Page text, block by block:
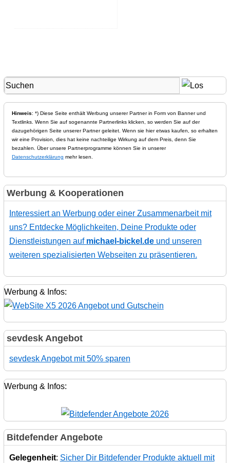
Hinweis: *) Diese Seite enthält Werbung unserer Partner in Form von Banner und
Textlinks. Wenn Sie auf sogenannte Partnerlinks klicken, so werden Sie auf der
dazugehörigen Seite unserer Partner geleitet. Wenn sie hier etwas kaufen, so erhalten
wir eine Provision, dies hat keine nachteilige Wirkung auf dem Preis, denn Sie
bezahlen. Über unsere Partnerprogramme können Sie in unserer
Datenschutzerklärung mehr lesen.
Werbung & Kooperationen
Interessiert an Werbung oder einer Zusammenarbeit mit
uns? Entdecke Möglichkeiten, Deine Produkte oder
Dienstleistungen auf michael-bickel.deund unseren
weiteren spezialisierten Webseiten zu präsentieren.
Werbung & Infos:
sevdesk Angebot
sevdesk Angebot mit 50% sparen
Werbung & Infos:
Bitdefender Angebote
Gelegenheit: Sicher Dir Bitdefender Produkte aktuell mit